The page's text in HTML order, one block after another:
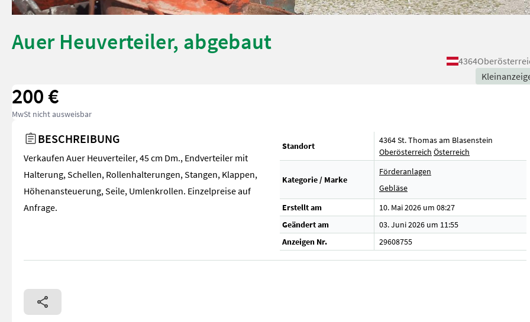
Auer Heuverteiler, abgebaut
4364
200 €
MwSt nicht ausweisbar
BESCHREIBUNG
Verkaufen Auer Heuverteiler, 45 cm Dm., Endverteiler mit
Halterung, Schellen, Rollenhalterungen, Stangen, Klappen,
Höhenansteuerung, Seile, Umlenkrollen. Einzelpreise auf
Anfrage.
Standort
4364 St. Thomas am Blasenstein
Oberösterreich Österreich
Kategorie / Marke
Förderanlagen
Gebläse
Erstellt am
10. Mai 2026 um 08:27
Geändert am
03. Juni 2026 um 11:55
Anzeigen Nr.
29608755